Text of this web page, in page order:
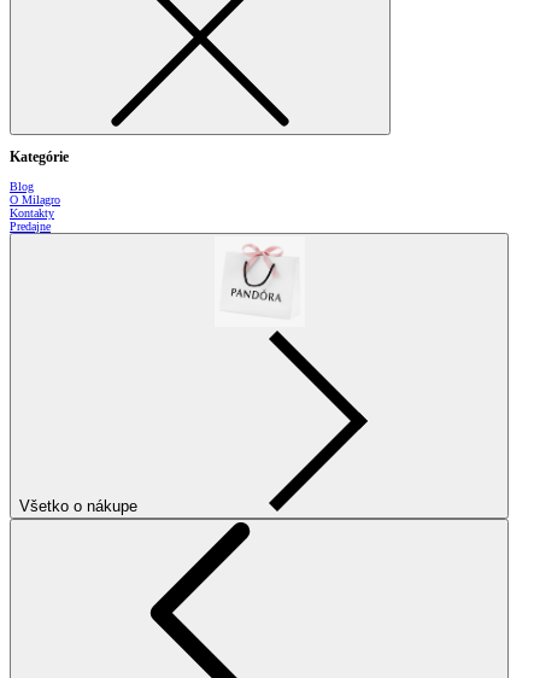
Kategórie
Blog
O Milagro
Kontakty
Predajne
Všetko o nákupe